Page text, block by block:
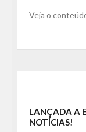
Veja o
LANÇADA A
NOTÍCIAS!